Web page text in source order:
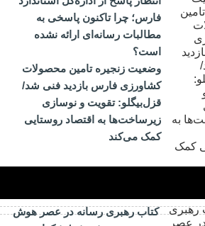
فارس؛ چرا تاکنون پاسخی به
مطالبات رسانه‌ای ارائه نشده
است؟
وضعیت زنجیره تامین محصولات
کشاورزی فارس بازدید فنی شد/
قزل‌بیگلو: تقویت و نوسازی
زیرساخت‌ها به اقتصاد روستایی
کمک می‌کند
کتاب رهبری رسانه در عصر هوش